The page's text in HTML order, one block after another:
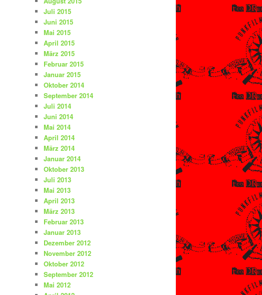
Juli 2015
Juni 2015
Mai 2015
April 2015
März 2015
Februar 2015
Januar 2015
Oktober 2014
September 2014
Juli 2014
Juni 2014
Mai 2014
April 2014
März 2014
Januar 2014
Oktober 2013
Juli 2013
Mai 2013
April 2013
März 2013
Februar 2013
Januar 2013
Dezember 2012
November 2012
Oktober 2012
September 2012
Mai 2012